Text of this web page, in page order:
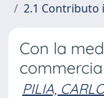
2.1 Contributo
Con la
PILIA,